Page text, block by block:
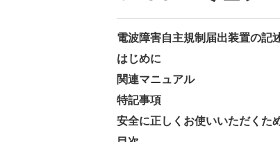
電波障害自主規制届出装置の記
はじめに
関連マニュアル
特記事項
安全に正しくお使いいただくた